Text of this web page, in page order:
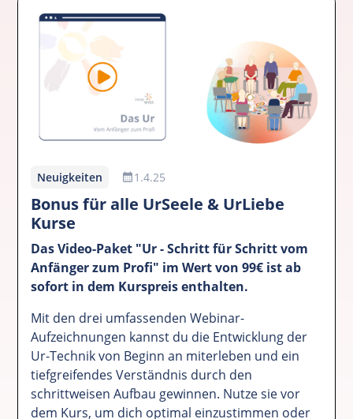
Neuigkeiten 1.4.25
Bonus für alle UrSeele & UrLiebe
Kurse
Das Video-Paket "Ur - Schritt für Schritt vom
Anfänger zum Profi" im Wert von 99€ ist ab
sofort in dem Kurspreis enthalten.
Mit den drei umfassenden Webinar-
Aufzeichnungen kannst du die Entwicklung der
Ur-Technik von Beginn an miterleben und ein
tiefgreifendes Verständnis durch den
schrittweisen Aufbau gewinnen. Nutze sie vor
dem Kurs, um dich optimal einzustimmen oder